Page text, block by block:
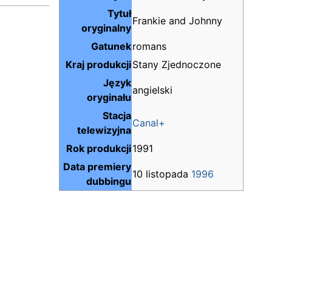
Tytuł
oryginalny
Frankie and Johnny
Gatunekromans
Kraj produkcjiStany Zjednoczone
Język
oryginału
angielski
Stacja
telewizyjna
Canal+
Rok produkcji1991
Data premiery
dubbingu
10 listopada 1996